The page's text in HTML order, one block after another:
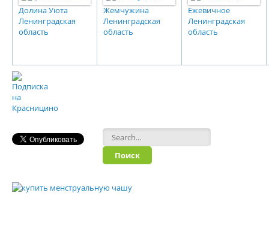
Долина Уюта
Ленинградская
область
Жемчужина
Ленинградская
область
Ежевичное
Ленинградская
область
Форма поиска